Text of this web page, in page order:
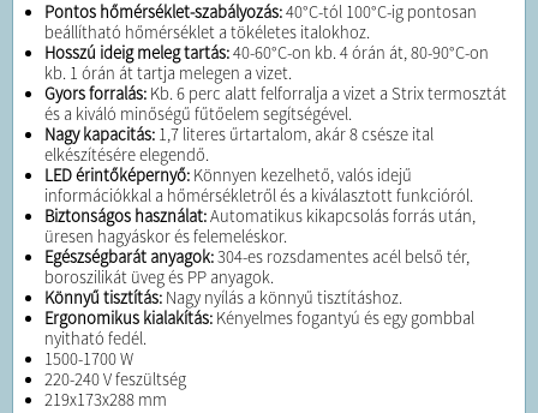
Pontos hőmérséklet-szabályozás:40°C-tól 100°C-ig pontosan
beállítható hőmérséklet a tökéletes italokhoz.
Hosszú ideig meleg tartás:40-60°C-on kb. 4 órán át, 80-90°C-on
kb. 1 órán át tartja melegen a vizet.
Gyors forralás: Kb. 6 perc alatt felforralja a vizet a Strix termosztát
és a kiváló minőségű fűtőelem segítségével.
Nagy kapacitás: 1,7 literes űrtartalom, akár 8 csésze ital
elkészítésére elegendő.
LED érintőképernyő: Könnyen kezelhető, valós idejű
információkkal a hőmérsékletről és a kiválasztott funkcióról.
Biztonságos használat:Automatikus kikapcsolás forrás után,
üresen hagyáskor és felemeléskor.
Egészségbarát anyagok:304-es rozsdamentes acél belső tér,
boroszilikát üveg és PP anyagok.
Könnyű tisztítás: Nagy nyílás a könnyű tisztításhoz.
Ergonomikus kialakítás: Kényelmes fogantyú és egy gombbal
nyitható fedél.
1500-1700 W
220-240 V feszültség
219x173x288 mm